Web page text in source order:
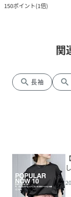
150ポイント(1倍)
関
search 長袖 search